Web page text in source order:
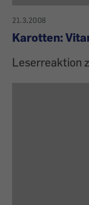
21.3.2008
Karotten:
Leserreaktion